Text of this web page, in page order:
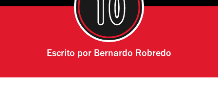
Escrito por Bernardo Robredo